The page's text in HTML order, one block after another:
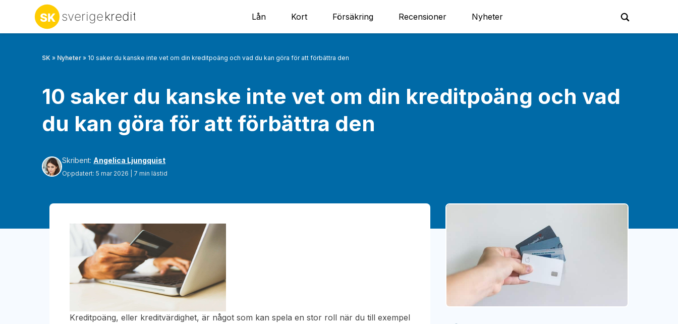
Lån Kort Försäkring Recensioner Nyheter
SK » Nyheter » 10 saker du kanske inte vet om din kreditpoäng och vad du kan göra för att förbättra den
10 saker du kanske inte vet om din kreditpoäng och vad
du kan göra för att förbättra den
Skribent: Angelica Ljungquist
Oppdatert: 5 mar 2026 | 7 min lästid
Kreditpoäng, eller kreditvärdighet, är något som kan spela en stor roll när du till exempel